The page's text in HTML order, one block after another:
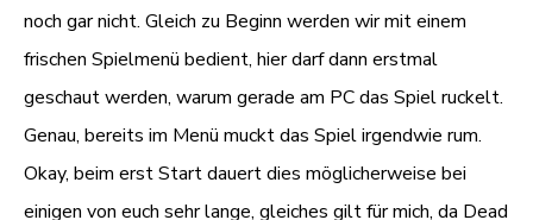
noch gar nicht. Gleich zu Beginn werden wir mit einem
frischen Spielmenü bedient, hier darf dann erstmal
geschaut werden, warum gerade am PC das Spiel ruckelt.
Genau, bereits im Menü muckt das Spiel irgendwie rum.
Okay, beim erst Start dauert dies möglicherweise bei
einigen von euch sehr lange, gleiches gilt für mich, da Dead